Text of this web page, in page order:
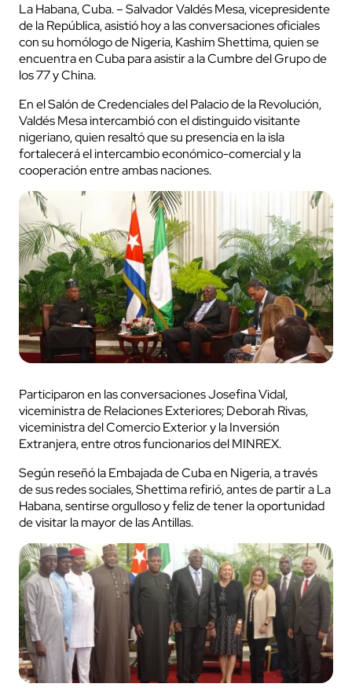
La Habana, Cuba. – Salvador Valdés Mesa, vicepresidente
de la República, asistió hoy a las conversaciones oficiales
con su homólogo de Nigeria, Kashim Shettima, quien se
encuentra en Cuba para asistir a la Cumbre del Grupo de
los 77 y China.
En el Salón de Credenciales del Palacio de la Revolución,
Valdés Mesa intercambió con el distinguido visitante
nigeriano, quien resaltó que su presencia en la isla
fortalecerá el intercambio económico-comercial y la
cooperación entre ambas naciones.
Participaron en las conversaciones Josefina Vidal,
viceministra de Relaciones Exteriores; Deborah Rivas,
viceministra del Comercio Exterior y la Inversión
Extranjera, entre otros funcionarios del MINREX.
Según reseñó la Embajada de Cuba en Nigeria, a través
de sus redes sociales, Shettima refirió, antes de partir a La
Habana, sentirse orgulloso y feliz de tener la oportunidad
de visitar la mayor de las Antillas.